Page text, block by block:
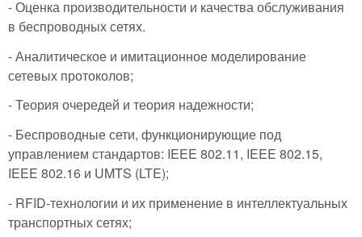
- Оценка производительности и качества обслуживания
в беспроводных сетях.
- Аналитическое и имитационное моделирование
сетевых протоколов;
- Теория очередей и теория надежности;
- Беспроводные сети, функционирующие под
управлением стандартов: IEEE 802.11, IEEE 802.15,
IEEE 802.16 и UMTS (LTE);
- RFID-технологии и их применение в интеллектуальных
транспортных сетях;